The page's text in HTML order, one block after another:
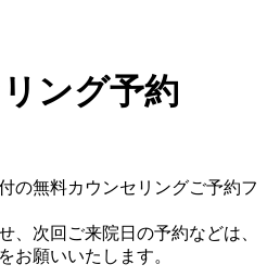
ング予約
の無料カウンセリングご予約フ
、次回ご来院日の予約などは、
お願いいたします。